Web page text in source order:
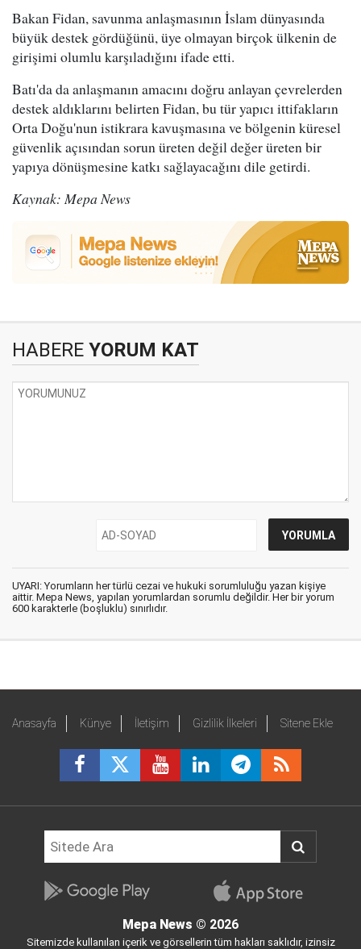
Bakan Fidan, savunma anlaşmasının İslam dünyasında
büyük destek gördüğünü, üye olmayan birçok ülkenin de
girişimi olumlu karşıladığını ifade etti.
Batı'da da anlaşmanın amacını doğru anlayan çevrelerden
destek aldıklarını belirten Fidan, bu tür yapıcı ittifakların
Orta Doğu'nun istikrara kavuşmasına ve bölgenin küresel
güvenlik açısından sorun üreten değil değer üreten bir
yapıya dönüşmesine katkı sağlayacağını dile getirdi.
Kaynak: Mepa News
HABERE YORUM KAT
UYARI: Yorumların her türlü cezai ve hukuki sorumluluğu yazan kişiye
aittir. Mepa News, yapılan yorumlardan sorumlu değildir. Her bir yorum
600 karakterle (boşluklu) sınırlıdır.
Anasayfa Künye İletişim Gizlilik İlkeleri Sitene Ekle
Mepa News © 2026
Sitemizde kullanılan içerik ve görsellerin tüm hakları saklıdır, izinsiz